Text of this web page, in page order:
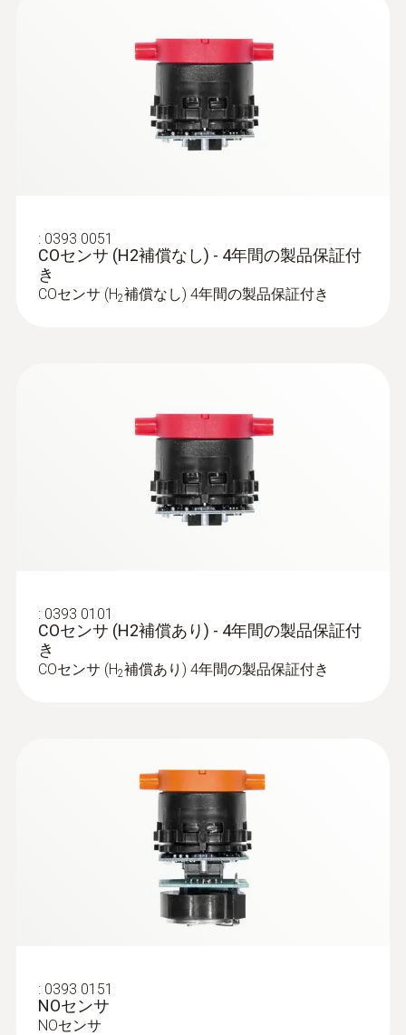
暖房設備の排ガス測定用
ットロックを介して確実に計測器に接続す
ることができます
¥41,000
: 0393 0051
COセンサ (H2補償なし) - 4年間の製品保証付
き
COセンサ (H2補償なし) 4年間の製品保証付き
: 0393 0101
COセンサ (H2補償あり) - 4年間の製品保証付
き
COセンサ (H2補償あり) 4年間の製品保証付き
: 0393 0151
NOセンサ
NOセンサ